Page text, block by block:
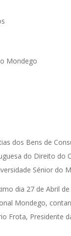
Mondego
dos Bens de
do Direito do
Sénior do
dia 27 de Abril
Mondego,
Frota, Presidente